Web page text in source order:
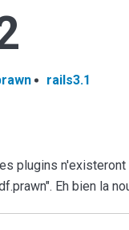
rails3.1
plugins
Eh bien la